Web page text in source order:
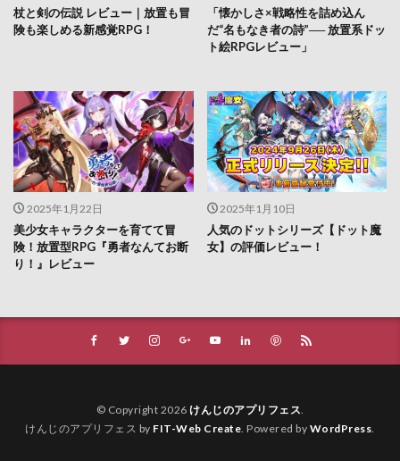
杖と剣の伝説 レビュー｜放置も冒
険も楽しめる新感覚RPG！
「懐かしさ×戦略性を詰め込ん
だ“名もなき者の詩”── 放置系ドッ
ト絵RPGレビュー」
2025年1月22日
美少女キャラクターを育てて冒
険！放置型RPG『勇者なんてお断
り！』レビュー
2025年1月10日
人気のドットシリーズ【ドット魔
女】の評価レビュー！
© Copyright 2026 けんじのアプリフェス.
けんじのアプリフェス by FIT-Web Create. Powered by WordPress.